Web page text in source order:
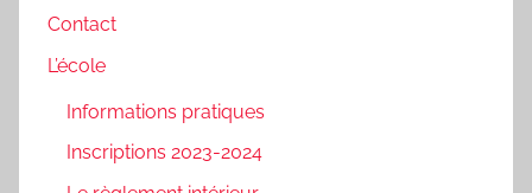
Contact
L’école
Informations pratiques
Inscriptions 2023-2024